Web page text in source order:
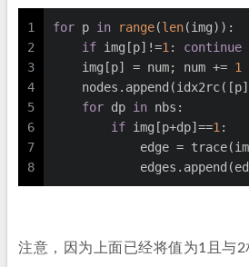
1
2
3
4
5
6
7
8
for p in range(len(img)):
if img[p]!=1 : continue
    img[p] = num; num +=
1
for dp in nbs:
if img[p+dp]==1 :
edge =
注意，因为上面已经将值为1且与